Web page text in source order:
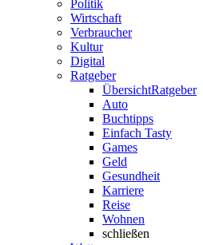
Politik
Wirtschaft
Verbraucher
Kultur
Digital
Ratgeber
ÜbersichtRatgeber
Auto
Buchtipps
Einfach Tasty
Games
Geld
Gesundheit
Karriere
Reise
Wohnen
schließen